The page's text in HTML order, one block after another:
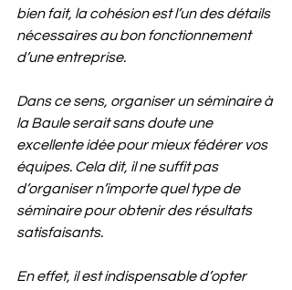
bien fait, la cohésion est l’un des détails
nécessaires au bon fonctionnement
d’une entreprise.
Dans ce sens, organiser un séminaire à
la Baule serait sans doute une
excellente idée pour mieux fédérer vos
équipes. Cela dit, il ne suffit pas
d’organiser n’importe quel type de
séminaire pour obtenir des résultats
satisfaisants.
En effet, il est indispensable d’opter